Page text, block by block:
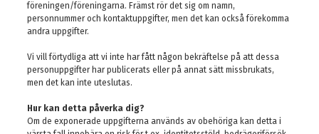
föreningen/föreningarna. Främst rör det sig om namn,
personnummer och kontaktuppgifter, men det kan också förekomma
andra uppgifter.
Vi vill förtydliga att vi inte har fått någon bekräftelse på att dessa
personuppgifter har publicerats eller på annat sätt missbrukats,
men det kan inte uteslutas.
Hur kan detta påverka dig?
Om de exponerade uppgifterna används av obehöriga kan detta i